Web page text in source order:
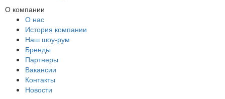
О компании
О нас
История компании
Наш шоу-рум
Бренды
Партнеры
Вакансии
Контакты
Новости